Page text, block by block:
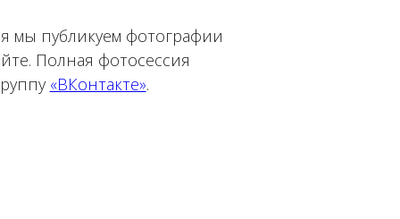
мы публикуем фотографии
Полная фотосессия
«ВКонтакте».